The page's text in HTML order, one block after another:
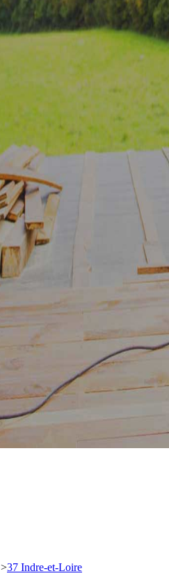
>37 Indre-et-Loire